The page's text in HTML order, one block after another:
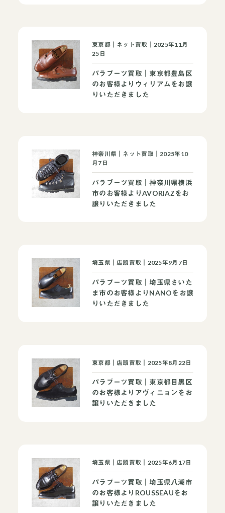
東京都｜ネット買取｜2025年11月
25日
パラブーツ買取｜東京都豊島区
のお客様よりウィリアムをお譲
りいただきました
神奈川県｜ネット買取｜2025年10
月7日
パラブーツ買取｜神奈川県横浜
市のお客様よりAVORIAZをお
譲りいただきました
埼玉県｜店頭買取｜2025年9月7日
パラブーツ買取｜埼玉県さいた
ま市のお客様よりNANOをお譲
りいただきました
東京都｜店頭買取｜2025年8月22日
パラブーツ買取｜東京都目黒区
のお客様よりアヴィニョンをお
譲りいただきました
埼玉県｜店頭買取｜2025年6月17日
パラブーツ買取｜埼玉県八潮市
のお客様よりROUSSEAUをお
譲りいただきました